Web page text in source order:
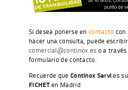
Si desea ponerse encontacto con
hacer una consulta, puede
comercial@continox.es o a
formulario de contacto.
Recuerde que Continox Servies su
FICHETen Madrid